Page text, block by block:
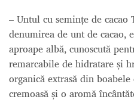
– Untul cu semințe de cacao
denumirea de unt de cacao,
aproape albă, cunoscută
remarcabile de hidratare și
organică extrasă din
cremoasă și o aromă